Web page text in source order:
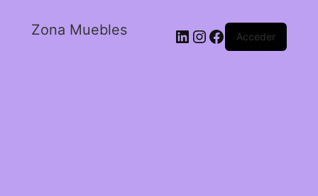
Zona Muebles Acceder